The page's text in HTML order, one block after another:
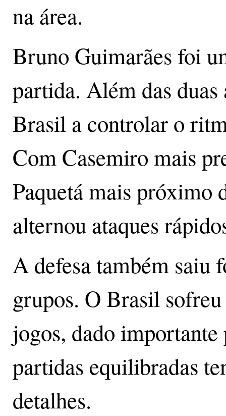
na área.
Bruno Guimarães foi
partida. Além das duas
Brasil a controlar o
Com Casemiro mais
Paquetá mais próximo
alternou ataques
A defesa também saiu
grupos. O Brasil
jogos, dado
partidas equilibradas
detalhes.